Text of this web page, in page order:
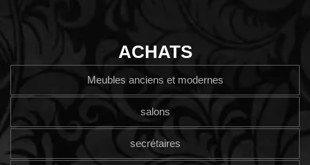
ACHATS
Meubles anciens et modernes
salons
secrétaires